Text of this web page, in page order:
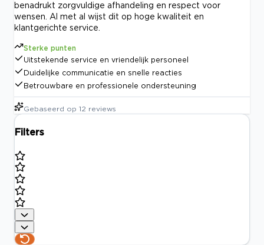
benadrukt zorgvuldige afhandeling en respect voor
wensen. Al met al wijst dit op hoge kwaliteit en
klantgerichte service.
Sterke punten
Uitstekende service en vriendelijk personeel
Duidelijke communicatie en snelle reacties
Betrouwbare en professionele ondersteuning
Gebaseerd op 12 reviews
Filters